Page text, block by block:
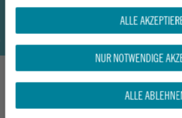
DAS KÖNNTE DIR
ALLE
NUR NOTWENDIGE
ALLE